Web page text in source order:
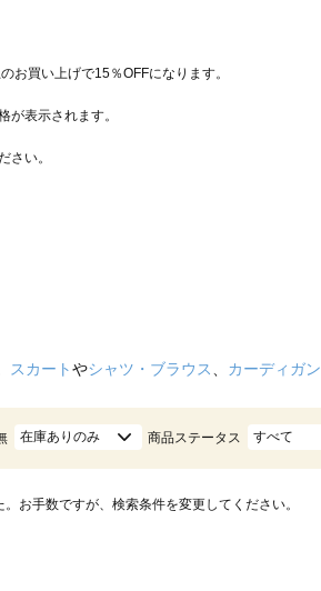
買い上げで15％OFFになります。
表示されます。
さい。
スカートやシャツ・ブラウス カーディガン
在庫ありのみ 商品ステータス すべて
お手数ですが、検索条件を変更してください。